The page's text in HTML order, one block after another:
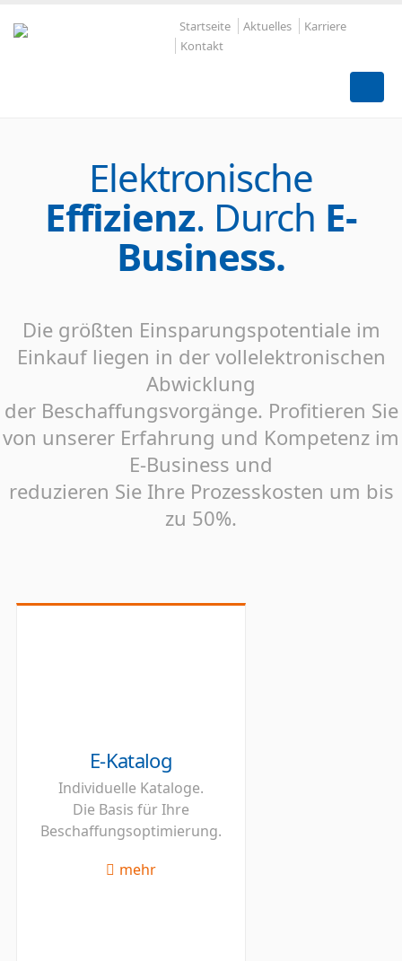
Startseite Aktuelles
Karriere
Kontakt
Elektronische
Effizienz. Durch E-
Business.
Die größten Einsparungspotentiale im
Einkauf liegen in der vollelektronischen
Abwicklung
der Beschaffungsvorgänge. Profitieren Sie
von unserer Erfahrung und Kompetenz im
E-Business und
reduzieren Sie Ihre Prozesskosten um bis
zu 50%.
E-Katalog
Individuelle Kataloge.
Die Basis für Ihre
Beschaffungsoptimierung.
mehr